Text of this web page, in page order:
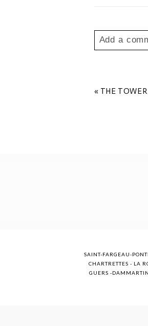
Add a
« THE
SAINT-FARGEAU-
CHARTRETTES - LA
GUERS -